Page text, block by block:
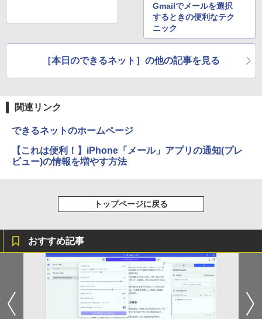
Gmailでメールを選択
するときの便利なテク
ニック
［本日のできるネット］の他の記事を見る
関連リンク
できるネットのホームページ
【これは便利！】iPhone「メール」アプリの通知(プレ
ビュー)の情報を増やす方法
トップページに戻る
おすすめ記事